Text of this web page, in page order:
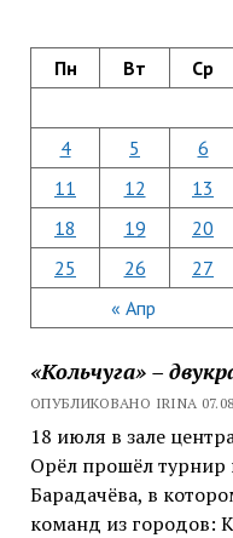
Пн Вт Ср
« Апр
4
5 6
11
12 13
18
19 20
25
26 27
«Кольчуга» –
ОПУБЛИКОВАНО IRINA
18 июля в зале
Орёл прошёл турнир
Барадачёва, в
команд из городов: